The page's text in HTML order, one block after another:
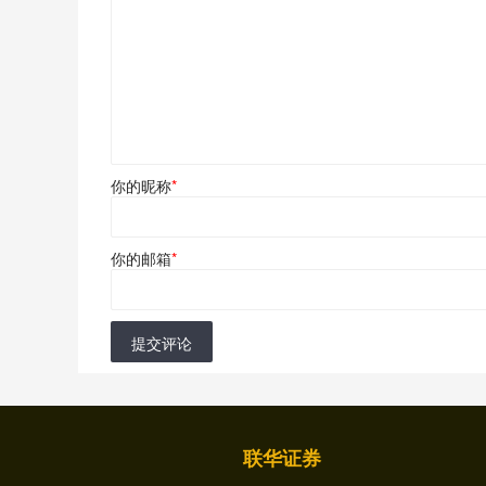
你的昵称*
你的邮箱*
提交评论
联华证券